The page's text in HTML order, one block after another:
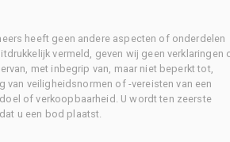
heeft geen andere aspecten of onderdelen
vermeld, geven wij geen verklaringen
met inbegrip van, maar niet beperkt tot,
veiligheidsnormen of -vereisten van een
of verkoopbaarheid. U wordt ten zeerste
u een bod plaatst.